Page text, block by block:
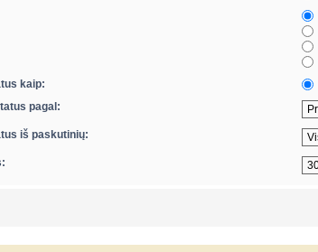
kaip:
pagal:
iš paskutinių: